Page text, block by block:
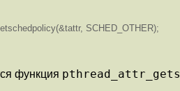
SCHED_OTHER);
функция